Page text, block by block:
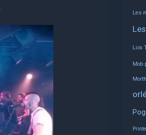
Les
Los
Mob